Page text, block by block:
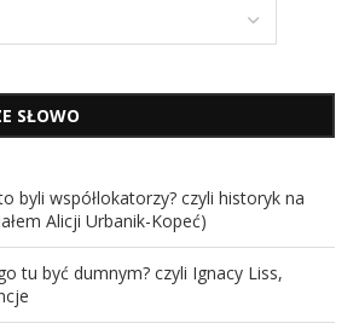
SŁOWO
byli współlokatorzy? czyli historyk na
Alicji Urbanik-Kopeć)
tu być dumnym? czyli Ignacy Liss,